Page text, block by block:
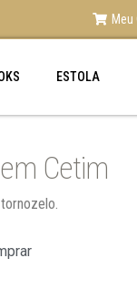
Meu
ESTOLA
Cetim